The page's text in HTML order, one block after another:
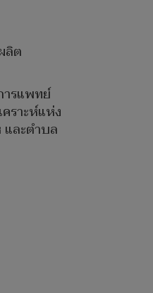
ลิต
ารแพทย์
ราะห์แห่ง
และตำบล